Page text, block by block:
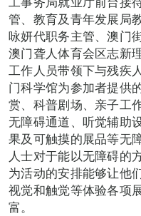
管、教育及青年发展局
咏妍代职务主管、澳门
澳门聋人体育会区志新
工作人员带领下与残疾
门科学馆为参加者提供
赏、科普剧场、亲子工
无障碍通道、听觉辅助
果及可触摸的展品等无
人士对于能以无障碍的
为活动的安排能够让他
视觉和触觉等体验各项
富。